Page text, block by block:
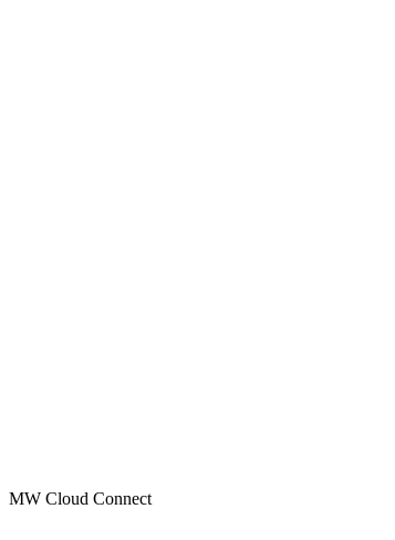
MW Cloud Connect